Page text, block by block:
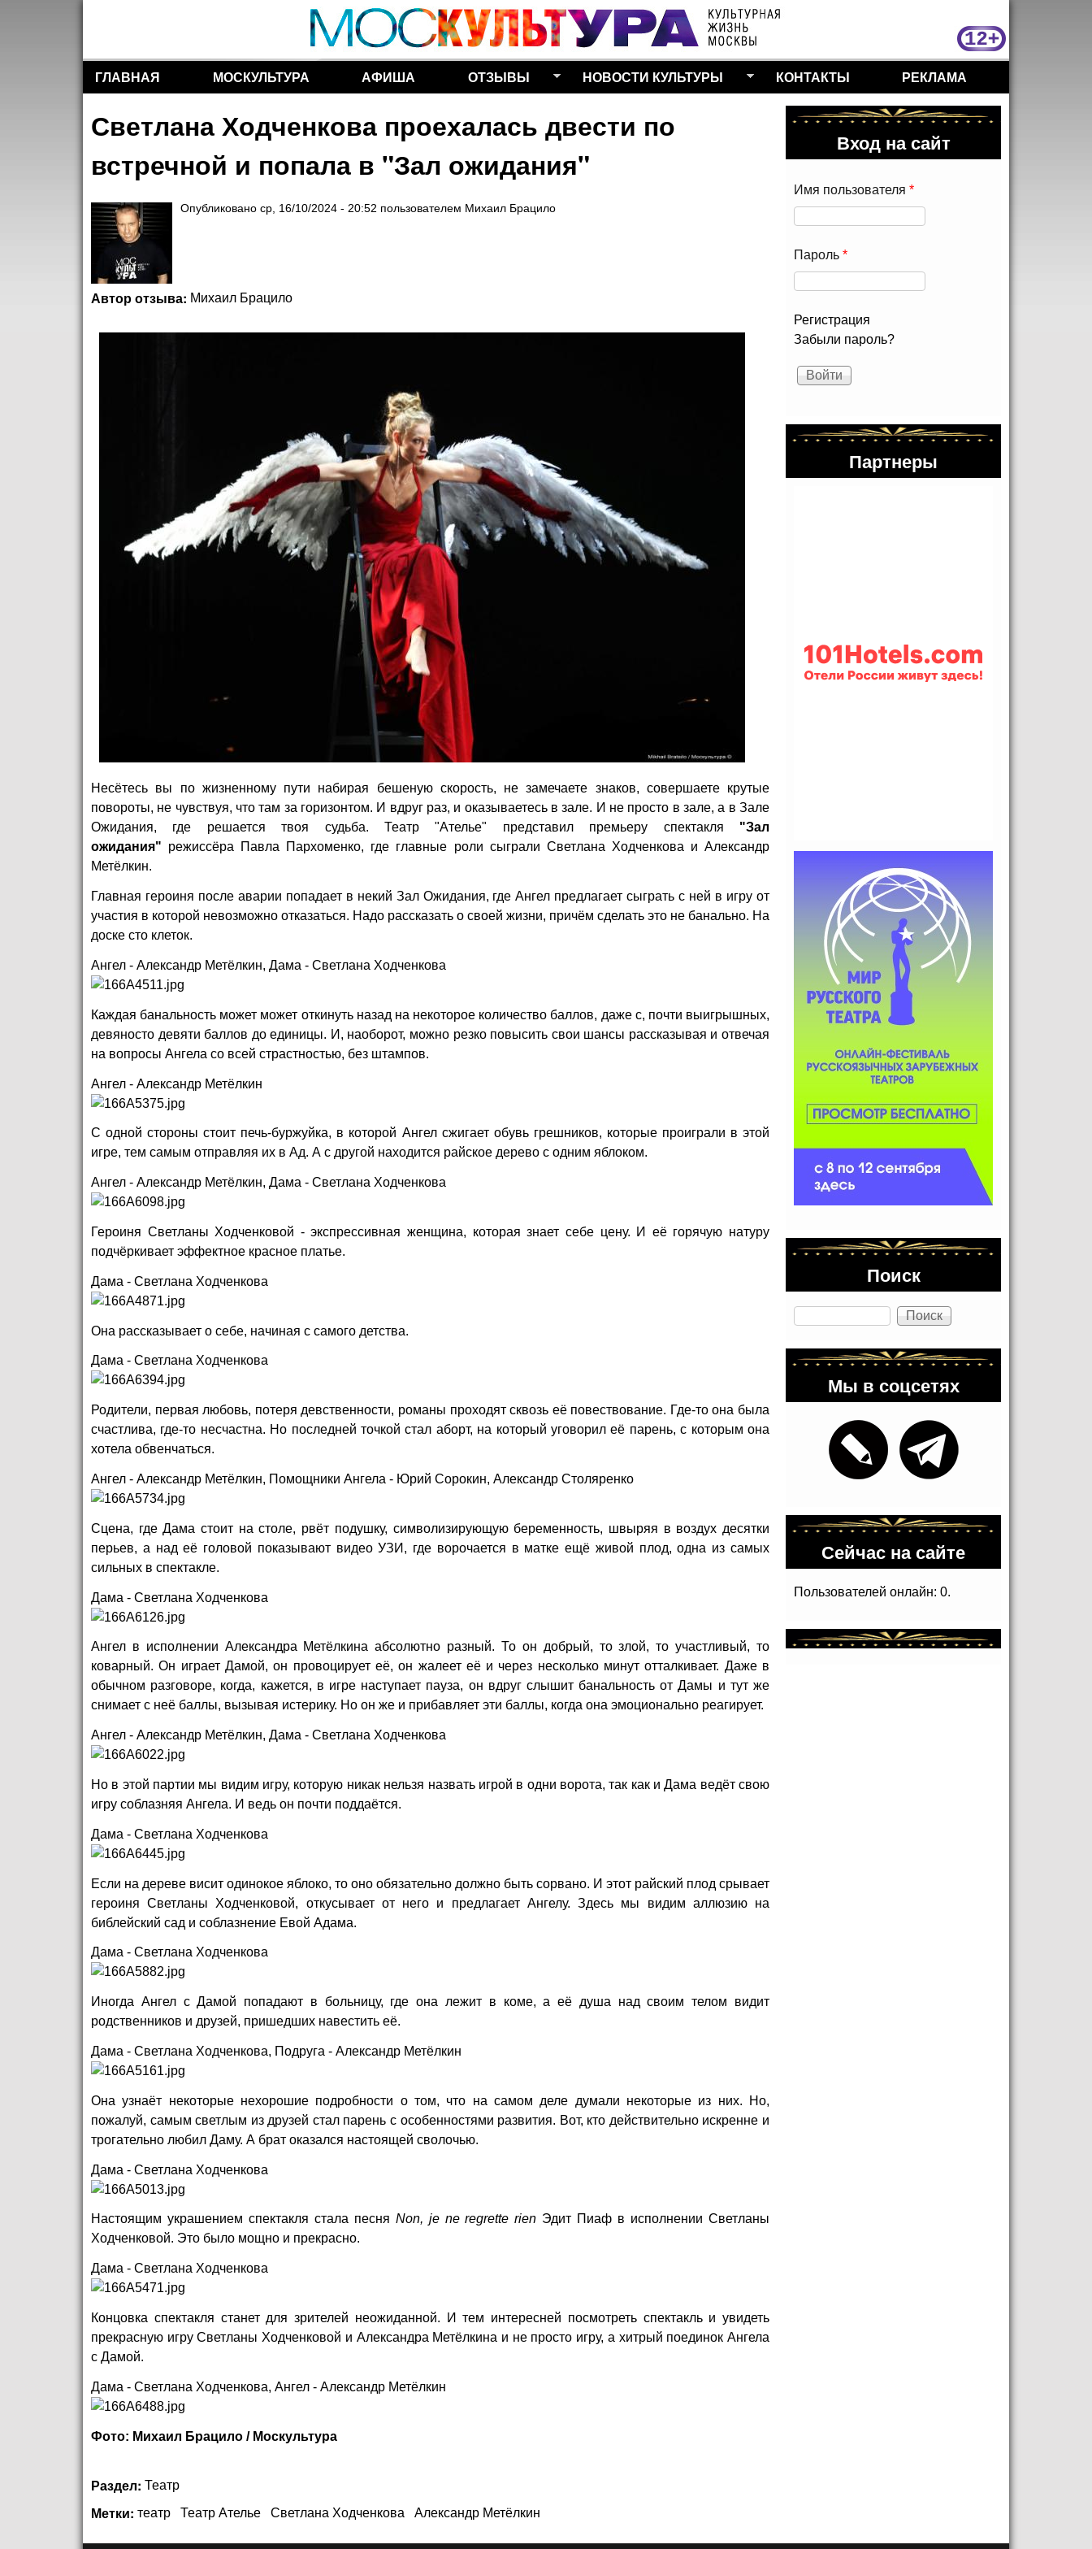
Перейти к основному
содержанию
Разделы сайта
ГЛАВНАЯ МОСКУЛЬТУРА АФИША ОТЗЫВЫ НОВОСТИ КУЛЬТУРЫ КОНТАКТЫ РЕКЛАМА
Светлана Ходченкова проехалась двести по
встречной и попала в "Зал ожидания"
Опубликовано ср, 16/10/2024 - 20:52 пользователем Михаил Брацило
Автор отзыва: Михаил Брацило
Несётесь вы по жизненному пути набирая бешеную скорость, не замечаете знаков, совершаете крутые
повороты, не чувствуя, что там за горизонтом. И вдруг раз, и оказываетесь в зале. И не просто в зале, а в Зале
Ожидания, где решается твоя судьба. Театр "Ателье" представил премьеру спектакля "Зал
ожидания" режиссёра Павла Пархоменко, где главные роли сыграли Светлана Ходченкова и Александр
Метёлкин.
Главная героиня после аварии попадает в некий Зал Ожидания, где Ангел предлагает сыграть с ней в игру от
участия в которой невозможно отказаться. Надо рассказать о своей жизни, причём сделать это не банально. На
доске сто клеток.
Ангел - Александр Метёлкин, Дама - Светлана Ходченкова
Каждая банальность может может откинуть назад на некоторое количество баллов, даже с, почти выигрышных,
девяносто девяти баллов до единицы. И, наоборот, можно резко повысить свои шансы рассказывая и отвечая
на вопросы Ангела со всей страстностью, без штампов.
Ангел - Александр Метёлкин
С одной стороны стоит печь-буржуйка, в которой Ангел сжигает обувь грешников, которые проиграли в этой
игре, тем самым отправляя их в Ад. А с другой находится райское дерево с одним яблоком.
Ангел - Александр Метёлкин, Дама - Светлана Ходченкова
Героиня Светланы Ходченковой - экспрессивная женщина, которая знает себе цену. И её горячую натуру
подчёркивает эффектное красное платье.
Дама - Светлана Ходченкова
Она рассказывает о себе, начиная с самого детства.
Дама - Светлана Ходченкова
Родители, первая любовь, потеря девственности, романы проходят сквозь её повествование. Где-то она была
счастлива, где-то несчастна. Но последней точкой стал аборт, на который уговорил её парень, с которым она
хотела обвенчаться.
Ангел - Александр Метёлкин, Помощники Ангела - Юрий Сорокин, Александр Столяренко
Сцена, где Дама стоит на столе, рвёт подушку, символизирующую беременность, швыряя в воздух десятки
перьев, а над её головой показывают видео УЗИ, где ворочается в матке ещё живой плод, одна из самых
сильных в спектакле.
Дама - Светлана Ходченкова
Ангел в исполнении Александра Метёлкина абсолютно разный. То он добрый, то злой, то участливый, то
коварный. Он играет Дамой, он провоцирует её, он жалеет её и через несколько минут отталкивает. Даже в
обычном разговоре, когда, кажется, в игре наступает пауза, он вдруг слышит банальность от Дамы и тут же
снимает с неё баллы, вызывая истерику. Но он же и прибавляет эти баллы, когда она эмоционально реагирует.
Ангел - Александр Метёлкин, Дама - Светлана Ходченкова
Но в этой партии мы видим игру, которую никак нельзя назвать игрой в одни ворота, так как и Дама ведёт свою
игру соблазняя Ангела. И ведь он почти поддаётся.
Дама - Светлана Ходченкова
Если на дереве висит одинокое яблоко, то оно обязательно должно быть сорвано. И этот райский плод срывает
героиня Светланы Ходченковой, откусывает от него и предлагает Ангелу. Здесь мы видим аллюзию на
библейский сад и соблазнение Евой Адама.
Дама - Светлана Ходченкова
Иногда Ангел с Дамой попадают в больницу, где она лежит в коме, а её душа над своим телом видит
родственников и друзей, пришедших навестить её.
Дама - Светлана Ходченкова, Подруга - Александр Метёлкин
Она узнаёт некоторые нехорошие подробности о том, что на самом деле думали некоторые из них. Но,
пожалуй, самым светлым из друзей стал парень с особенностями развития. Вот, кто действительно искренне и
трогательно любил Даму. А брат оказался настоящей сволочью.
Дама - Светлана Ходченкова
Настоящим украшением спектакля стала песня Non, je ne regrette rien Эдит Пиаф в исполнении Светланы
Ходченковой. Это было мощно и прекрасно.
Дама - Светлана Ходченкова
Концовка спектакля станет для зрителей неожиданной. И тем интересней посмотреть спектакль и увидеть
прекрасную игру Светланы Ходченковой и Александра Метёлкина и не просто игру, а хитрый поединок Ангела
с Дамой.
Дама - Светлана Ходченкова, Ангел - Александр Метёлкин
Фото: Михаил Брацило / Москультура
Раздел: Театр
Метки: театр Театр Ателье Светлана Ходченкова Александр Метёлкин
Вход на сайт
Имя пользователя *
Пароль *
Регистрация
Забыли пароль?
Партнеры
Поиск
Поиск
Мы в соцсетях
Сейчас на сайте
Пользователей онлайн: 0.